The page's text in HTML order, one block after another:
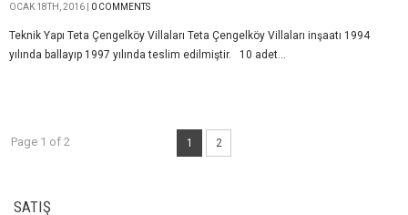
OCAK 18TH, 2016 | 0 COMMENTS
Teknik Yapı Teta Çengelköy Villaları Teta Çengelköy Villaları inşaatı 1994
yılında ballayıp 1997 yılında teslim edilmiştir. 10 adet...
Page 1 of 2 1 2
SATIŞ